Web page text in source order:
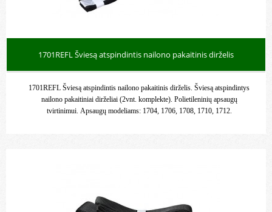
1701REFL Šviesą atspindintis nailono pakaitinis dirželis
1701REFL Šviesą atspindintis nailono pakaitinis dirželis. Šviesą atspindintys
nailono pakaitiniai dirželiai (2vnt. komplekte). Polietileninių apsaugų
tvirtinimui. Apsaugų modeliams: 1704, 1706, 1708, 1710, 1712.